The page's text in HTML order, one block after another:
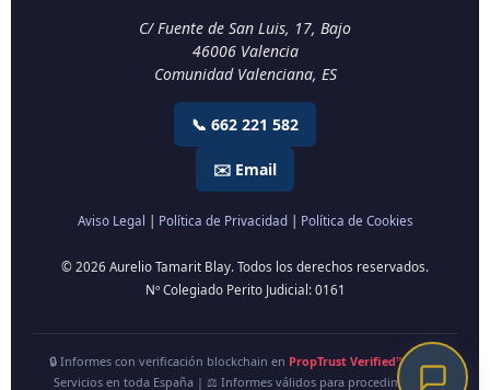
C/ Fuente de San Luis, 17, Bajo
46006 Valencia
Comunidad Valenciana, ES
📞 662 221 582
✉️ Email
Aviso Legal Política de Privacidad Política de Cookies
© 2026 Aurelio Tamarit Blay. Todos los derechos reservados.
Nº Colegiado Perito Judicial: 0161
🔒 Informes con verificación blockchain en PropTrust Verified™| 🇪🇸
Servicios en toda España | ⚖️ Informes válidos para procedimientos